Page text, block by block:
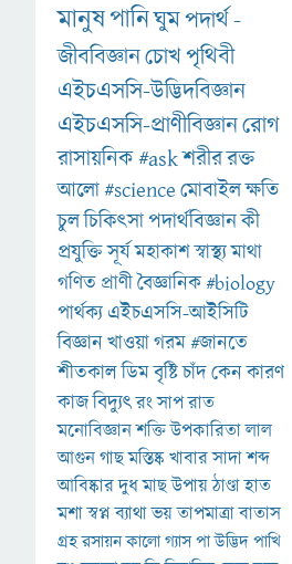
মানুষপানিঘুমপদার্থ-
জীববিজ্ঞানচোখপৃথিবী
এইচএসসি-উদ্ভিদবিজ্ঞান
এইচএসসি-প্রাণীবিজ্ঞানরোগ
রাসায়নিক#askশরীররক্ত
আলো#scienceমোবাইলক্ষতি
চুলচিকিৎসাপদার্থবিজ্ঞানকী
প্রযুক্তিসূর্যমহাকাশস্বাস্থ্যমাথা
গণিত প্রাণীবৈজ্ঞানিক#biology
পার্থক্য এইচএসসি-আইসিটি
বিজ্ঞানখাওয়াগরম#জানতে
শীতকালডিমবৃষ্টিচাঁদকেনকারণ
কাজবিদ্যুৎরংসাপরাত
মনোবিজ্ঞানশক্তিউপকারিতালাল
আগুনগাছমস্তিষ্কখাবারসাদাশব্দ
আবিষ্কারদুধমাছউপায়ঠাণ্ডাহাত
মশাস্বপ্নব্যাথাভয়তাপমাত্রাবাতাস
গ্রহরসায়নকালোগ্যাসপাউদ্ভিদপাখি